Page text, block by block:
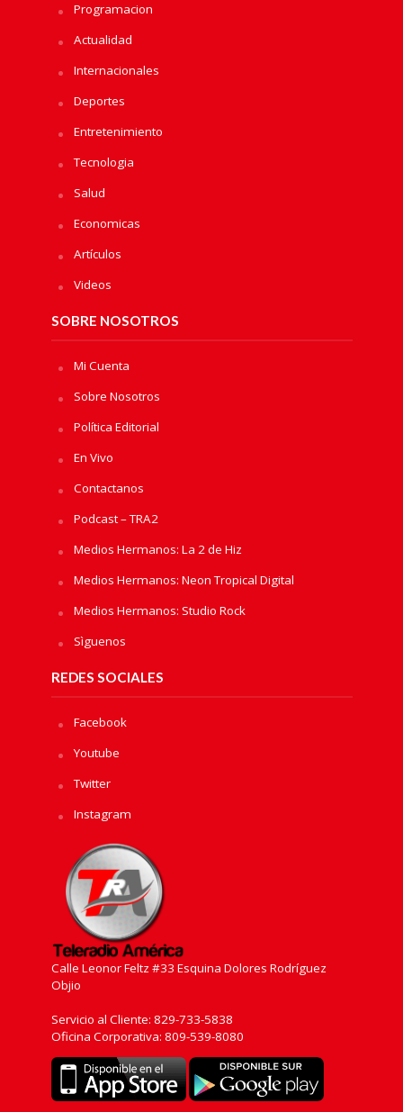
Programacion
Actualidad
Internacionales
Deportes
Entretenimiento
Tecnologia
Salud
Economicas
Artículos
Videos
SOBRE NOSOTROS
Mi Cuenta
Sobre Nosotros
Política Editorial
En Vivo
Contactanos
Podcast – TRA2
Medios Hermanos: La 2 de Hiz
Medios Hermanos: Neon Tropical Digital
Medios Hermanos: Studio Rock
Sìguenos
REDES SOCIALES
Facebook
Youtube
Twitter
Instagram
Calle Leonor Feltz #33 Esquina Dolores Rodríguez
Objio
Servicio al Cliente: 829-733-5838
Oficina Corporativa: 809-539-8080